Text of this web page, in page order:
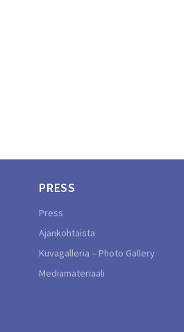
PRESS
Press
Ajankohtaista
Kuvagalleria – Photo Gallery
Mediamateriaali